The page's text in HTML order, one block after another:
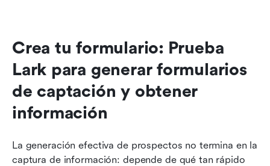
Crea tu formulario: Prueba
Lark para generar formularios
de captación y obtener
información
La generación efectiva de prospectos no termina en la
captura de información: depende de qué tan rápido